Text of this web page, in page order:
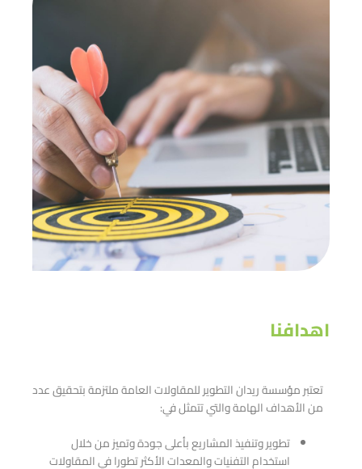
اهدافنا
تعتبر مؤسسة ريدان التطوير للمقاولات العامة ملتزمة بتحقيق عدد
من الأهداف الهامة والتي تتمثل في:
‎تطوير وتنفيذ المشاريع بأعلى جودة وتميز من خلال
استخدام التفنيات والمعدات الأكثر تطورا في المقاولات